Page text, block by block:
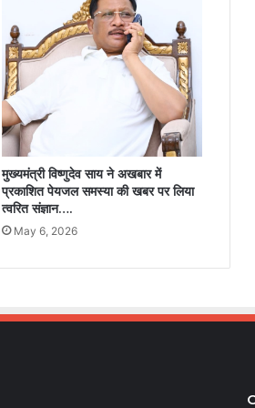
मुख्यमंत्री विष्णुदेव साय ने अखबार में
प्रकाशित पेयजल समस्या की खबर पर लिया
त्वरित संज्ञान….
May 6, 2026